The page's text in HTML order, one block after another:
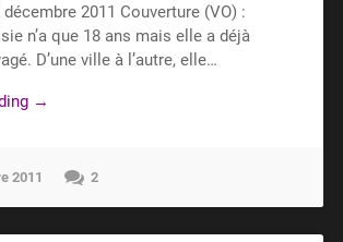
2011 Couverture (VO) :
n’a que 18 ans mais elle a déjà
D’une ville à l’autre, elle…
→
2011 2